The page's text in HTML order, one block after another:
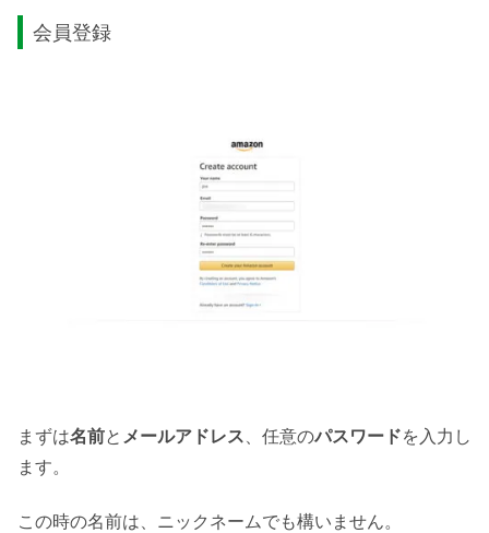
会員登録
まずは名前と メールアドレス 、任意のパスワードを入力し
ます。
この時の名前は、ニックネームでも構いません。